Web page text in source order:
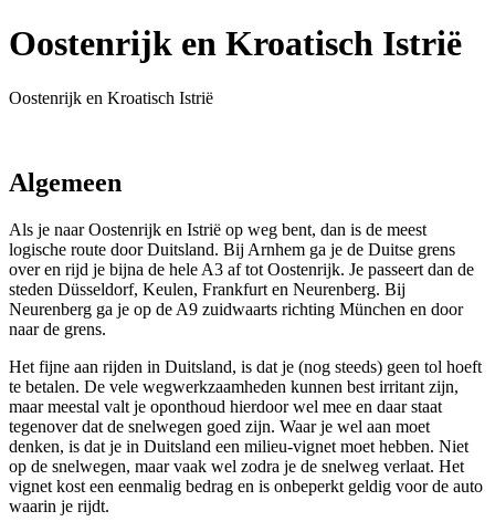
Oostenrijk en Kroatisch Istrië
Oostenrijk en Kroatisch Istrië
Algemeen
Als je naar Oostenrijk en Istrië op weg bent, dan is de meest
logische route door Duitsland. Bij Arnhem ga je de Duitse grens
over en rijd je bijna de hele A3 af tot Oostenrijk. Je passeert dan de
steden Düsseldorf, Keulen, Frankfurt en Neurenberg. Bij
Neurenberg ga je op de A9 zuidwaarts richting München en door
naar de grens.
Het fijne aan rijden in Duitsland, is dat je (nog steeds) geen tol hoeft
te betalen. De vele wegwerkzaamheden kunnen best irritant zijn,
maar meestal valt je oponthoud hierdoor wel mee en daar staat
tegenover dat de snelwegen goed zijn. Waar je wel aan moet
denken, is dat je in Duitsland een milieu-vignet moet hebben. Niet
op de snelwegen, maar vaak wel zodra je de snelweg verlaat. Het
vignet kost een eenmalig bedrag en is onbeperkt geldig voor de auto
waarin je rijdt.